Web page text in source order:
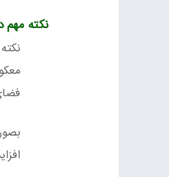
نکته